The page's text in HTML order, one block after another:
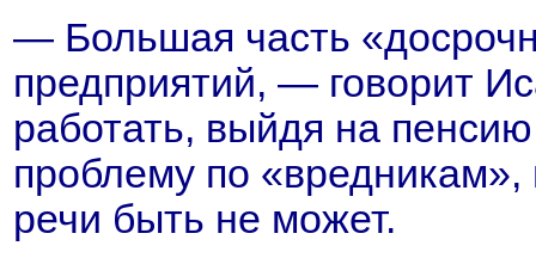
— Большая часть
предприятий, — говорит
работать, выйдя на
проблему по «вредникам»,
речи быть не может.